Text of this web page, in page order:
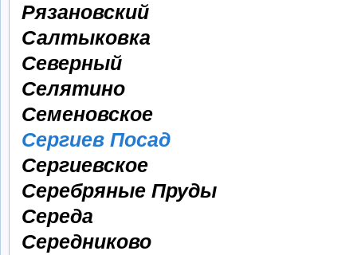
Рязановский
Салтыковка
Северный
Селятино
Семеновское
Сергиев Посад
Сергиевское
Серебряные Пруды
Середа
Середниково